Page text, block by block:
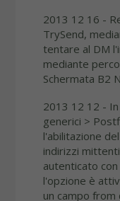
2013 12 16 -
TrySend,
tentare al DM
mediante
Schermata B2
2013 12 12 -
generici >
l'abilitazione
indirizzi
autenticato
l'opzione è
un campo